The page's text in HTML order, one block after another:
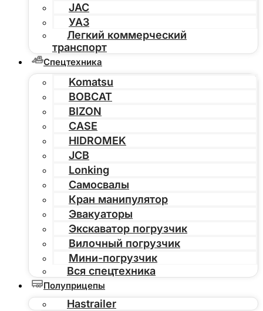
JAC
УАЗ
Легкий коммерческий
транспорт
Спецтехника
Komatsu
BOBCAT
BIZON
CASE
HIDROMEK
JCB
Lonking
Самосвалы
Кран манипулятор
Эвакуаторы
Экскаватор погрузчик
Вилочный погрузчик
Мини-погрузчик
Вся спецтехника
Полуприцепы
Hastrailer